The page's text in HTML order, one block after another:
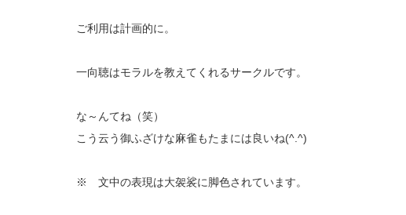
ご利用は計画的に。
一向聴はモラルを教えてくれるサークルです。
な～んてね（笑）
こう云う御ふざけな麻雀もたまには良いね(^.^)
※ 文中の表現は大袈裟に脚色されています。